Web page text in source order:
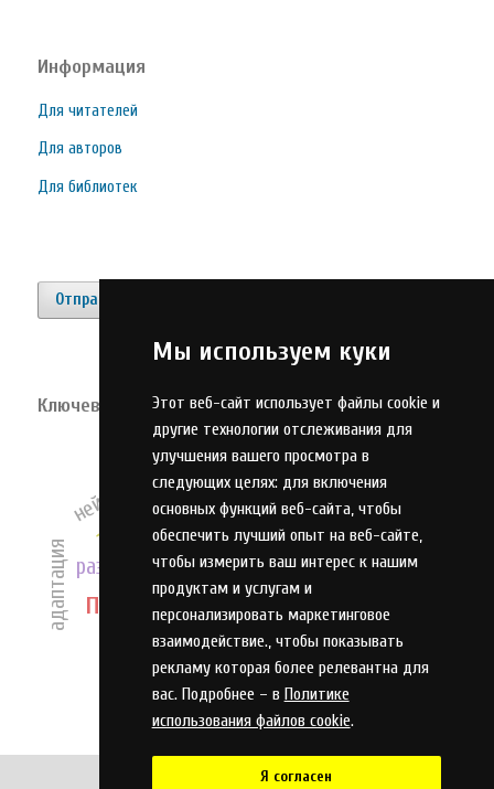
Мы используем куки
Этот веб-сайт использует файлы cookie и
другие технологии отслеживания для
улучшения вашего просмотра в
следующих целях: для включения
основных функций веб-сайта, чтобы
обеспечить лучший опыт на веб-сайте,
чтобы измерить ваш интерес к нашим
продуктам и услугам и
персонализировать маркетинговое
взаимодействие., чтобы показывать
рекламу которая более релевантна для
вас. Подробнее – в Политике
использования файлов cookie.
Я согласен
Информация
Для читателей
Для авторов
Для библиотек
Отправить материал
Ключевые слова
инновации
эффективность
планетарная передача
оптимизацияуправление
инвестиции
модель качество
анализ
оружие оценка
нейронные сети
адаптация алгоритм
образование
охрана труда
развитие
система